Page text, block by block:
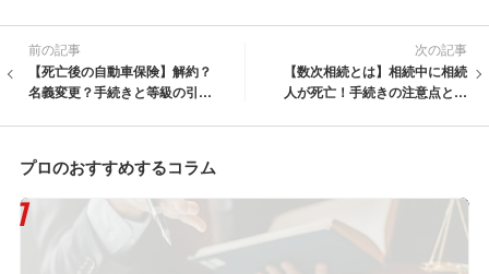
前の記事
【死亡後の自動車保険】解約？
名義変更？手続きと等級の引き
次の記事
【数次相続とは】相続中に相続
人が死亡！手続きの注意点と遺
プロのおすすめするコラム